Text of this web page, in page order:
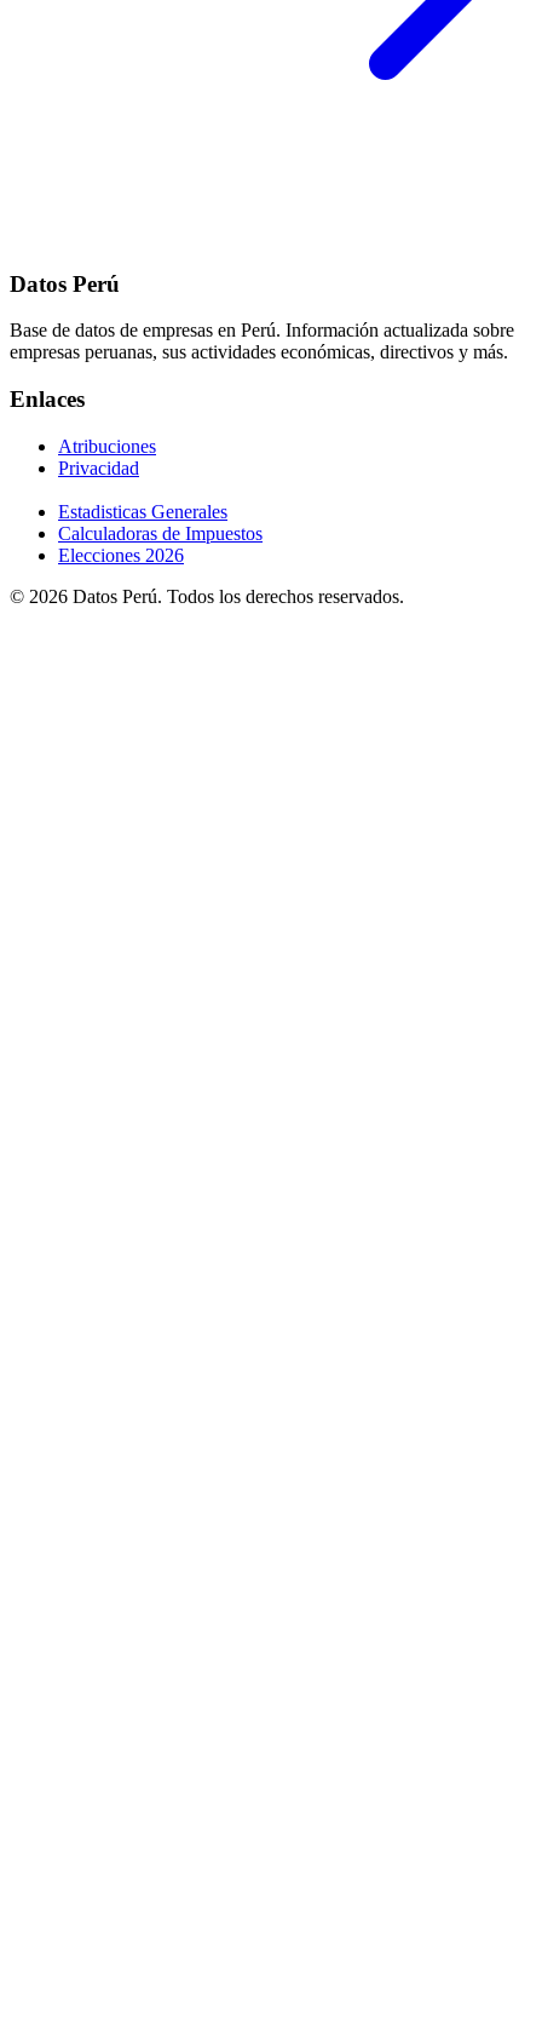
Datos Perú
Base de datos de empresas en Perú. Información actualizada sobre
empresas peruanas, sus actividades económicas, directivos y más.
Enlaces
Atribuciones
Privacidad
Estadisticas Generales
Calculadoras de Impuestos
Elecciones 2026
© 2026 Datos Perú. Todos los derechos reservados.